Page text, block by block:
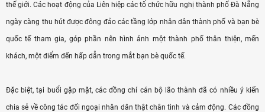
thế giới. Các hoạt động của Liên hiệp các tổ chức hữu nghị thành phố Đà Nẵng
ngày càng thu hút được đông đảo các tầng lớp nhân dân thành phố và bạn bè
quốc tế tham gia, góp phần nên hình ảnh một thành phố thân thiện, mến
khách, một điểm đến hấp dẫn trong mắt bạn bè quốc tế.
Đặc biệt, tại buổi gặp mặt, các đồng chí cán bộ lão thành đã có nhiều ý kiến
chia sẻ về công tác đối ngoại nhân dân thật chân tình và cảm động. Các đồng